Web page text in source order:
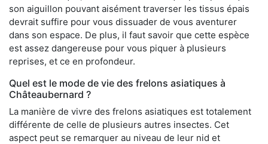
son aiguillon pouvant aisément traverser les tissus épais
devrait suffire pour vous dissuader de vous aventurer
dans son espace. De plus, il faut savoir que cette espèce
est assez dangereuse pour vous piquer à plusieurs
reprises, et ce en profondeur.
Quel est le mode de vie des frelons asiatiques à
Châteaubernard ?
La manière de vivre des frelons asiatiques est totalement
différente de celle de plusieurs autres insectes. Cet
aspect peut se remarquer au niveau de leur nid et